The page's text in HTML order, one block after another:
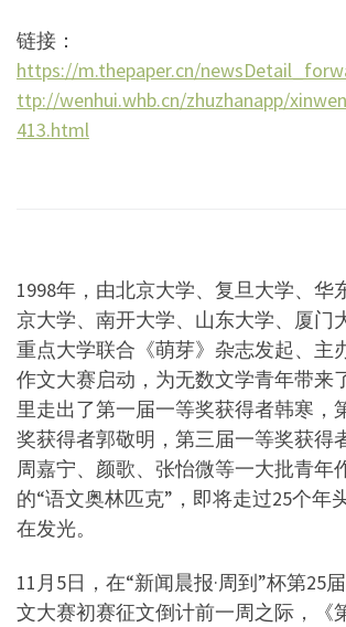
​链接：
https://m.thepaper.cn/
ttp://wenhui.whb.cn/zhuzhanapp/
413.html
1998年，由北京大学、复旦大学、华
京大学、南开大学、山东大学、厦门
重点大学联合《萌芽》杂志发起、主
作文大赛启动，为无数文学青年带来
里走出了第一届一等奖获得者韩寒，
奖获得者郭敬明，第三届一等奖获得
周嘉宁、颜歌、张怡微等一大批青年
的“语文奥林匹克”，即将走过25个年
在发光。
11月5日，在“新闻晨报·周到”杯第25
文大赛初赛征文倒计前一周之际，《